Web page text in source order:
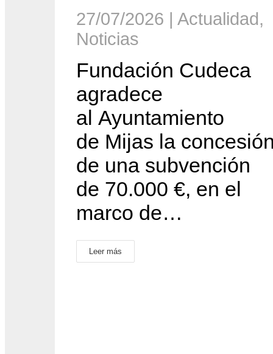
27/07/2026 | Actualidad,
Noticias
Fundación Cudeca
agradece
al Ayuntamiento
de Mijas la
de una subvención
de 70.000 €, en el
marco de…
Leer más